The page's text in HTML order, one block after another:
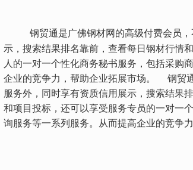
钢贸通是广佛钢材网的高级付费会员
示，搜索结果排名靠前，查看每日钢材行情
人的一对一个性化商务秘书服务，包括采购
企业的竞争力，帮助企业拓展市场。
钢贸通
服务外，同时享有资质信用展示，搜索结果
和项目投标，还可以享受服务专员的一对一
询服务等一系列服务。从而提高企业的竞争